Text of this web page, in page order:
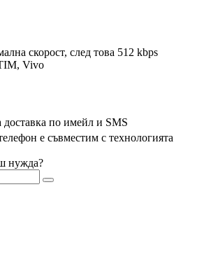
скорост, след това 512 kbps
Vivo
доставка по имейл и SMS
е съвместим с технологията
нужда?